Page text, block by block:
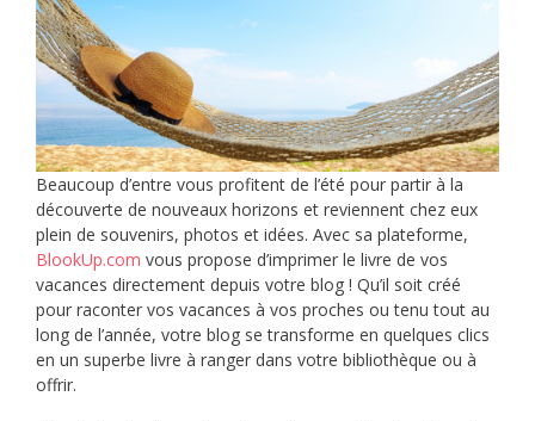
Beaucoup d’entre vous profitent de l’été pour partir à la
découverte de nouveaux horizons et reviennent chez eux
plein de souvenirs, photos et idées. Avec sa plateforme,
BlookUp.com vous propose d’imprimer le livre de vos
vacances directement depuis votre blog ! Qu’il soit créé
pour raconter vos vacances à vos proches ou tenu tout au
long de l’année, votre blog se transforme en quelques clics
en un superbe livre à ranger dans votre bibliothèque ou à
offrir.